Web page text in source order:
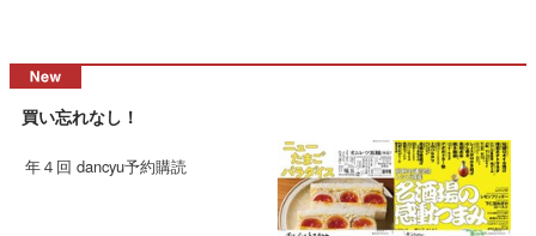
買い忘れなし！
年４回 dancyu予約購読